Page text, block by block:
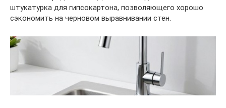
штукатурка для гипсокартона, позволяющего хорошо
сэкономить на черновом выравнивании стен.